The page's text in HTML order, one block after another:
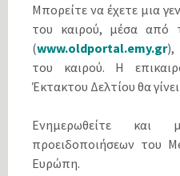
Μπορείτε να έχετε μια
του καιρού, μέσα από
(www.oldportal.emy.gr),
του καιρού. Η
Έκτακτου Δελτίου θα
Ενημερωθείτε
προειδοποιήσεων του
Ευρώπη.